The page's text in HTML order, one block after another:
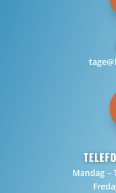
Mandag –